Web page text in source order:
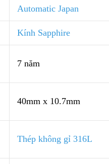
Automatic Japan
Kính Sapphire
7 năm
40mm x 10.7mm
Thép không gỉ 316L